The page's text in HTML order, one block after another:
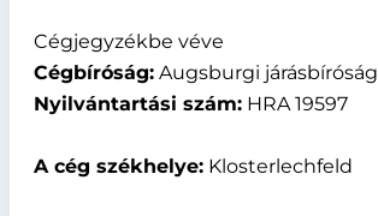
Cégjegyzékbe véve
Cégbíróság: Augsburgi járásbíróság
Nyilvántartási szám: HRA 19597
A cég székhelye: Klosterlechfeld